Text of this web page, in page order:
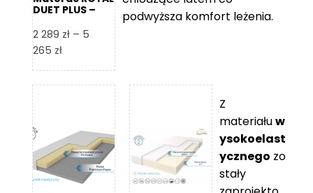
DUET PLUS –
2 289 zł – 5
265 złZakres
od
do
5
265 zł
podwyższa komfort leżenia.
Z
materiałuw
ysokoelast
ycznego zo
stały